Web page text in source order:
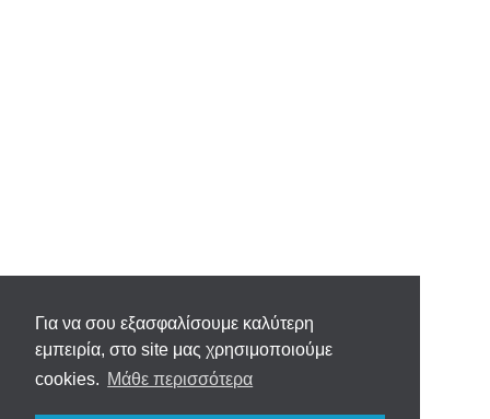
Για να σου εξασφαλίσουμε καλύτερη
εμπειρία, στο site μας χρησιμοποιούμε
cookies. Μάθε περισσότερα